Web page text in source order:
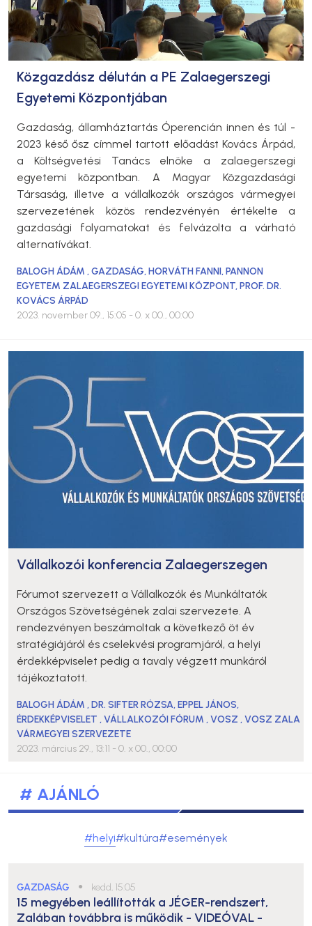
Közgazdász délután a PE Zalaegerszegi
Egyetemi Központjában
Gazdaság, államháztartás Óperencián innen és túl -
2023 késő ősz címmel tartott előadást Kovács Árpád,
a Költségvetési Tanács elnöke a zalaegerszegi
egyetemi központban. A Magyar Közgazdasági
Társaság, illetve a vállalkozók országos vármegyei
szervezetének közös rendezvényén értékelte a
gazdasági folyamatokat és felvázolta a várható
alternatívákat.
BALOGH ÁDÁM ,GAZDASÁG,HORVÁTH FANNI,PANNON
EGYETEM ZALAEGERSZEGI EGYETEMI KÖZPONT,PROF. DR.
KOVÁCS ÁRPÁD
2023. november 09., 15:05 - 0. x 00., 00:00
Vállalkozói konferencia Zalaegerszegen
Fórumot szervezett a Vállalkozók és Munkáltatók
Országos Szövetségének zalai szervezete. A
rendezvényen beszámoltak a következő öt év
stratégiájáról és cselekvési programjáról, a helyi
érdekképviselet pedig a tavaly végzett munkáról
tájékoztatott.
BALOGH ÁDÁM ,DR. SIFTER RÓZSA,EPPEL JÁNOS,
ÉRDEKKÉPVISELET ,VÁLLALKOZÓI FÓRUM ,VOSZ ,VOSZ ZALA
VÁRMEGYEI SZERVEZETE
2023. március 29., 13:11 - 0. x 00., 00:00
# AJÁNLÓ
#helyi#kultúra#események
GAZDASÁG ● kedd, 15:05
15 megyében leállították a JÉGER-rendszert,
Zalában továbbra is működik - VIDEÓVAL -